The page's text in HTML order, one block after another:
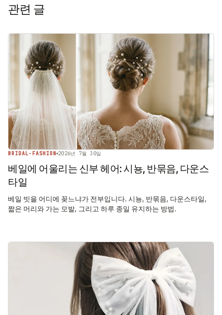
관련 글
BRIDAL-FASHION 2026년 7월 30일
베일에 어울리는 신부 헤어: 시뇽, 반묶음, 다운스
타일
베일 빗을 어디에 꽂느냐가 전부입니다. 시뇽, 반묶음, 다운스타일,
짧은 머리와 가는 모발, 그리고 하루 종일 유지하는 방법.